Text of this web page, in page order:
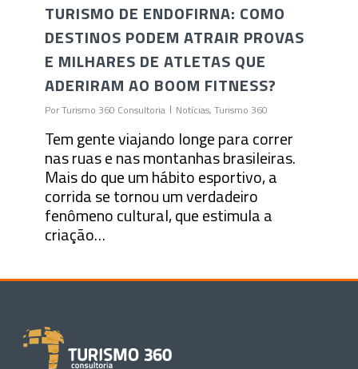
TURISMO DE ENDOFIRNA: COMO
DESTINOS PODEM ATRAIR PROVAS
E MILHARES DE ATLETAS QUE
ADERIRAM AO BOOM FITNESS?
PorTurismo 360 Consultoria Notícias,Turismo 360
Tem gente viajando longe para correr
nas ruas e nas montanhas brasileiras.
Mais do que um hábito esportivo, a
corrida se tornou um verdadeiro
fenômeno cultural, que estimula a
criação…